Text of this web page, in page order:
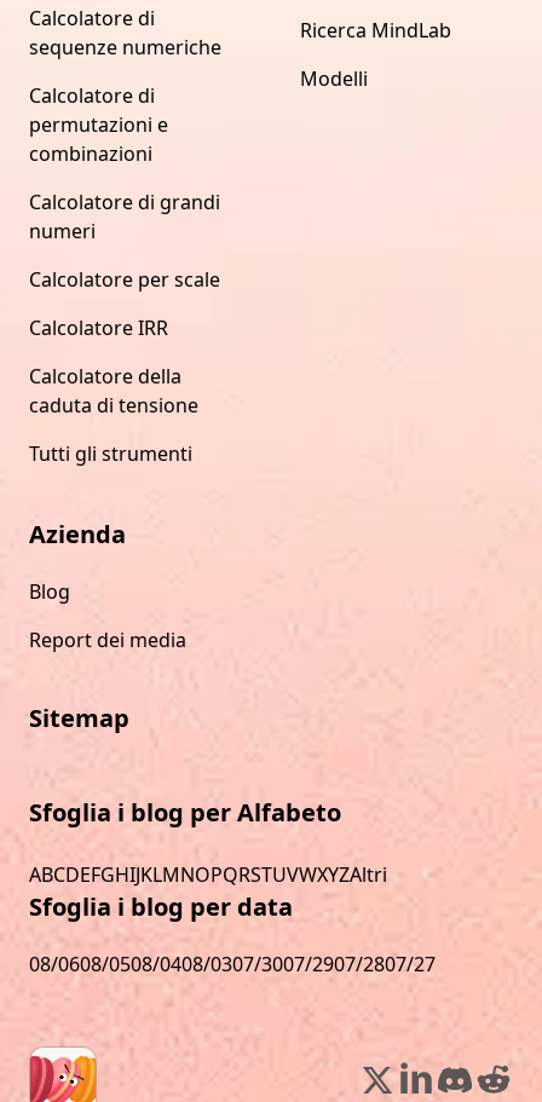
Calcolatore di
sequenze numeriche
Calcolatore di
permutazioni e
combinazioni
Calcolatore di grandi
numeri
Calcolatore per scale
Calcolatore IRR
Calcolatore della
caduta di tensione
Tutti gli strumenti
Ricerca MindLab
Modelli
Azienda
Blog
Report dei media
Sitemap
Sfoglia i blog per Alfabeto
ABCDEFGHIJKLMNOPQRSTUVWXYZAltri
Sfoglia i blog per data
08/0608/0508/0408/0307/3007/2907/2807/27